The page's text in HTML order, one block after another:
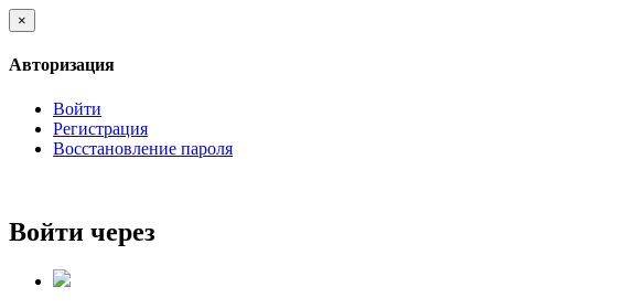
×
Авторизация
Войти
Регистрация
Восстановление пароля
Войти через